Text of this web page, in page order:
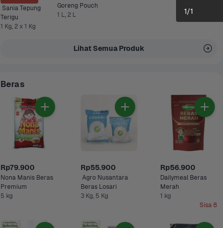
Sania Tepung
Terigu
1 Kg, 2 x 1 Kg
1 L, 2 L
Lihat Semua Produk
Beras
Rp79.900
Nona Manis Beras
5 kg
Rp55.900
Agro Nusantara
3 Kg, 5 Kg
Rp56.900
Dailymeal Beras
Merah
1 kg
Sisa 8
1/1